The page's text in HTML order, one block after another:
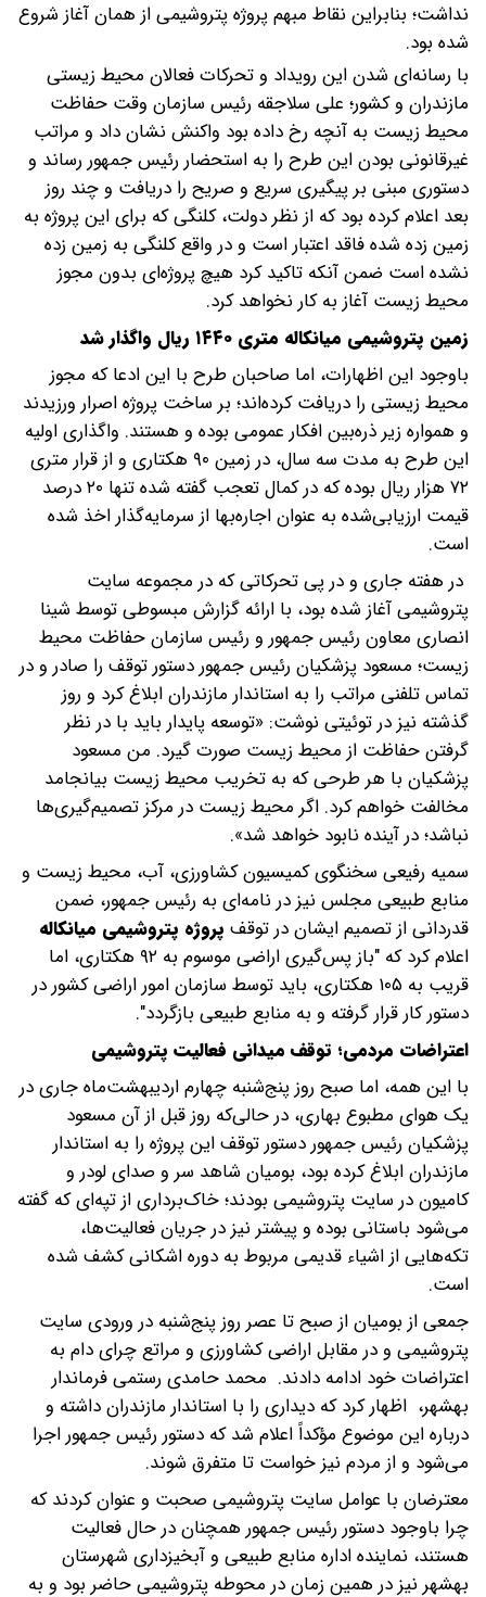
نداشت؛ بنابراین نقاط مبهم پروژه پتروشیمی از همان آغاز شروع
شده بود.
با رسانه‌ای شدن این رویداد و تحرکات فعالان محیط زیستی
مازندران و کشور؛ علی سلاجقه رئیس سازمان وقت حفاظت
محیط زیست به آنچه رخ داده بود واکنش نشان داد و مراتب
غیرقانونی بودن این طرح را به استحضار رئیس جمهور رساند و
دستوری مبنی بر پیگیری سریع و صریح را دریافت و چند روز
بعد اعلام کرده بود که از نظر دولت، کلنگی که برای این پروژه به
زمین زده شده فاقد اعتبار است و در واقع کلنگی به زمین زده
نشده است ضمن آنکه تاکید کرد هیچ پروژه‌ای بدون مجوز
محیط زیست آغاز به کار نخواهد کرد.
زمین پتروشیمی میانکاله متری ۱۴۴۰ ریال واگذار شد
باوجود این اظهارات، اما صاحبان طرح با این ادعا که مجوز
محیط زیستی را دریافت کرده‌اند؛ بر ساخت پروژه اصرار ورزیدند
و همواره زیر ذره‌بین افکار عمومی بوده و هستند. واگذاری اولیه
این طرح به مدت سه سال، در زمین ۹۰ هکتاری و از قرار متری
۷۲ هزار ریال بوده که در کمال تعجب گفته شده تنها ۲۰ درصد
قیمت ارزیابی‌شده به عنوان اجاره‌بها از سرمایه‌گذار اخذ شده
است.
در هفته جاری و در پی تحرکاتی که در مجموعه سایت
پتروشیمی آغاز شده بود، با ارائه گزارش مبسوطی توسط شینا
انصاری معاون رئیس جمهور و رئیس سازمان حفاظت محیط
زیست؛ مسعود پزشکیان رئیس جمهور دستور توقف را صادر و در
تماس تلفنی مراتب را به استاندار مازندران ابلاغ کرد و روز
گذشته نیز در توئیتی نوشت: «توسعه پایدار باید با در نظر
گرفتن حفاظت از محیط زیست صورت گیرد. من مسعود
پزشکیان با هر طرحی که به تخریب محیط زیست بیانجامد
مخالفت خواهم کرد. اگر محیط زیست در مرکز تصمیم‌گیری‌ها
نباشد؛ در آینده نابود خواهد شد».
سمیه رفیعی سخنگوی کمیسیون کشاورزی، آب، محیط زیست و
منابع طبیعی مجلس نیز در نامه‌ای به رئیس جمهور، ضمن
قدردانی از تصمیم ایشان در توقف پروژه پتروشیمی میانکاله
اعلام کرد که "باز پس‌گیری اراضی موسوم به ۹۲ هکتاری، اما
قریب به ۱۰۵ هکتاری، باید توسط سازمان امور اراضی کشور در
دستور کار قرار گرفته و به منابع طبیعی بازگردد".
اعتراضات مردمی؛ توقف میدانی فعالیت پتروشیمی
با این همه، اما صبح روز پنج‌شنبه چهارم اردیبهشت‌ماه جاری در
یک هوای مطبوع بهاری، در حالی‌که روز قبل از آن مسعود
پزشکیان رئیس جمهور دستور توقف این پروژه را به استاندار
مازندران ابلاغ کرده بود، بومیان شاهد سر و صدای لودر و
کامیون در سایت پتروشیمی بودند؛ خاک‌برداری از تپه‌ای که گفته
می‌شود باستانی بوده و پیشتر نیز در جریان فعالیت‌ها،
تکه‌هایی از اشیاء قدیمی مربوط به دوره اشکانی کشف شده
است.
جمعی از بومیان از صبح تا عصر روز پنج‌شنبه در ورودی سایت
پتروشیمی و در مقابل اراضی کشاورزی و مراتع چرای دام به
اعتراضات خود ادامه دادند. محمد حامدی رستمی فرماندار
بهشهر، اظهار کرد که دیداری را با استاندار مازندران داشته و
درباره این موضوع مؤکداً اعلام شد که دستور رئیس جمهور اجرا
می‌شود و از مردم نیز خواست تا متفرق شوند.
معترضان با عوامل سایت پتروشیمی صحبت و عنوان کردند که
چرا باوجود دستور رئیس جمهور همچنان در حال فعالیت
هستند، نماینده اداره منابع طبیعی و آبخیزداری شهرستان
بهشهر نیز در همین زمان در محوطه پتروشیمی حاضر بود و به